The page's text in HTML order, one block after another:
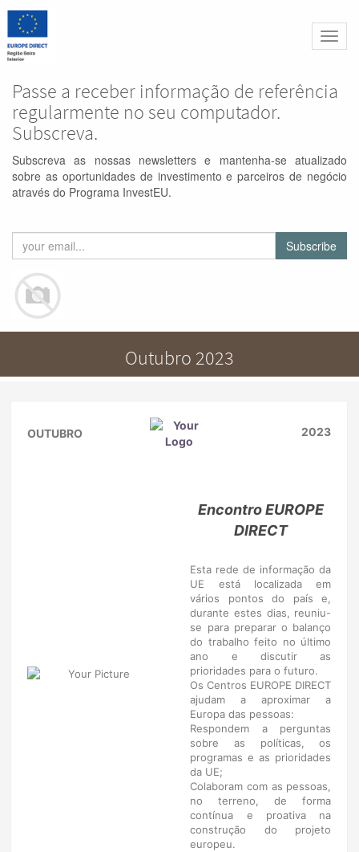
Passe a receber informação de referência
regularmente no seu computador.
Subscreva.
Subscreva as nossas newsletters e mantenha-se atualizado
sobre as oportunidades de investimento e parceiros de negócio
através do Programa InvestEU.
Subscribe
Outubro 2023
OUTUBRO 2023
Encontro EUROPE
DIRECT
Esta rede de informação da
UE está localizada em
vários pontos do país e,
durante estes dias, reuniu-
se para preparar o balanço
do trabalho feito no último
ano e discutir as
prioridades para o futuro.
Os Centros EUROPE DIRECT
ajudam a aproximar a
Europa das pessoas:
Respondem a perguntas
sobre as políticas, os
programas e as prioridades
da UE;
Colaboram com as pessoas,
no terreno, de forma
contínua e proativa na
construção do projeto
europeu.